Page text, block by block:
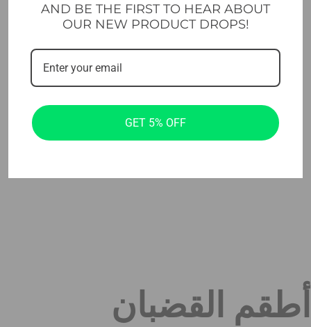
أطقم القضبان
AND BE THE FIRST TO HEAR ABOUT
OUR NEW PRODUCT DROPS!
GET 5% OFF